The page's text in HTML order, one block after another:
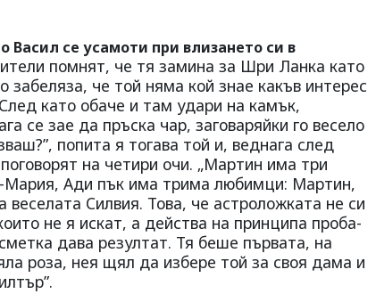
се усамоти при влизането си в
помнят, че тя замина за Шри Ланка като
забеляза, че той няма кой знае какъв интерес
като обаче и там удари на камък,
се зае да пръска чар, заговаряйки го весело
попита я тогава той и, веднага след
на четири очи. „Мартин има три
Ади пък има трима любимци: Мартин,
веселата Силвия. Това, че астроложката не си
не я искат, а действа на принципа проба-
дава резултат. Тя беше първата, на
роза, нея щял да избере той за своя дама и